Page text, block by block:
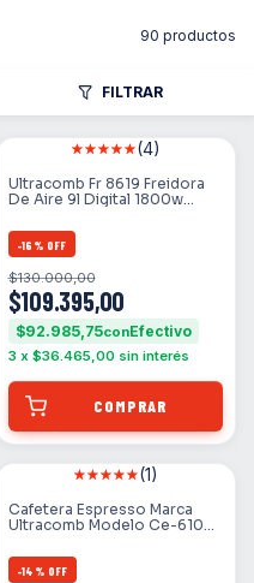
90 productos
FILTRAR
(4)
Ultracomb Fr 8619 Freidora
De Aire 9l Digital 1800w
-16 % OFF
$109.395,00
$130.000,00
$92.985,75con
3 x $36.465,00 sin interés
(1)
Cafetera Espresso Marca
Ultracomb Modelo Ce-6108
-14 % OFF